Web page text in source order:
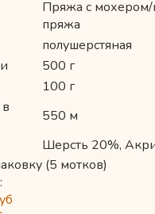
Пряжа с мохером/
пряжа
полушерстяная
500 г
100 г
550 м
Шерсть 20%,
(5 мотков)